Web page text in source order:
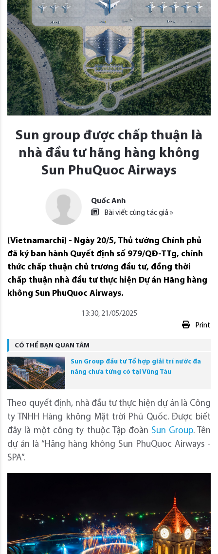
Sun group được chấp thuận là
nhà đầu tư hãng hàng không
Sun PhuQuoc Airways
Quốc Anh
Bài viết cùng tác giả »
(Vietnamarchi) - Ngày 20/5, Thủ tướng Chính phủ
đã ký ban hành Quyết định số 979/QĐ-TTg, chính
thức chấp thuận chủ trương đầu tư, đồng thời
chấp thuận nhà đầu tư thực hiện Dự án Hãng hàng
không Sun PhuQuoc Airways.
13:30, 21/05/2025
Print
CÓ THỂ BẠN QUAN TÂM
Sun Group đầu tư Tổ hợp giải trí nước đa
năng chưa từng có tại Vũng Tàu
Theo quyết định, nhà đầu tư thực hiện dự án là Công
ty TNHH Hàng không Mặt trời Phú Quốc. Được biết
đây là một công ty thuộc Tập đoàn Sun Group. Tên
dự án là “Hãng hàng không Sun PhuQuoc Airways -
SPA”.